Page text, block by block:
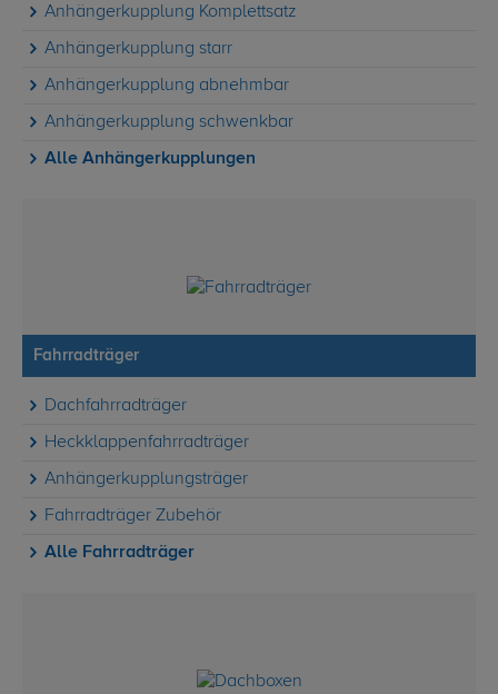
Anhängerkupplung Komplettsatz
Anhängerkupplung starr
Anhängerkupplung abnehmbar
Anhängerkupplung schwenkbar
Alle Anhängerkupplungen
Fahrradträger
Dachfahrradträger
Heckklappenfahrradträger
Anhängerkupplungsträger
Fahrradträger Zubehör
Alle Fahrradträger